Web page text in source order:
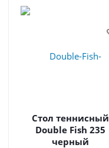
Стол теннисный
Double Fish 235
черный